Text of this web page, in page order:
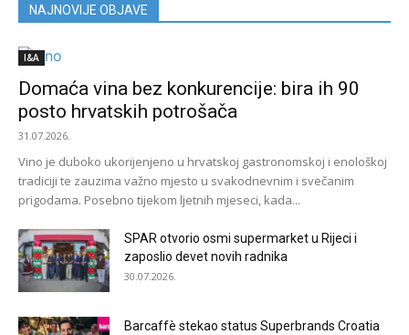
NAJNOVIJE OBJAVE
I&A
Domaća vina bez konkurencije: bira ih 90
posto hrvatskih potrošača
31.07.2026.
Vino je duboko ukorijenjeno u hrvatskoj gastronomskoj i enološkoj
tradiciji te zauzima važno mjesto u svakodnevnim i svečanim
prigodama. Posebno tijekom ljetnih mjeseci, kada...
SPAR otvorio osmi supermarket u Rijeci i
zaposlio devet novih radnika
30.07.2026.
Barcaffè stekao status Superbrands Croatia